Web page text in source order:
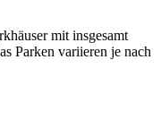
mit insgesamt
Parken variieren je nach